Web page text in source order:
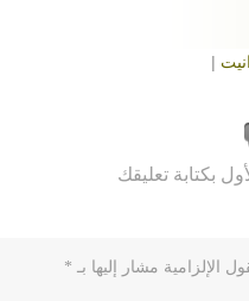
|
بكتابة تعليقك
الإلزامية مشار إليها بـ *